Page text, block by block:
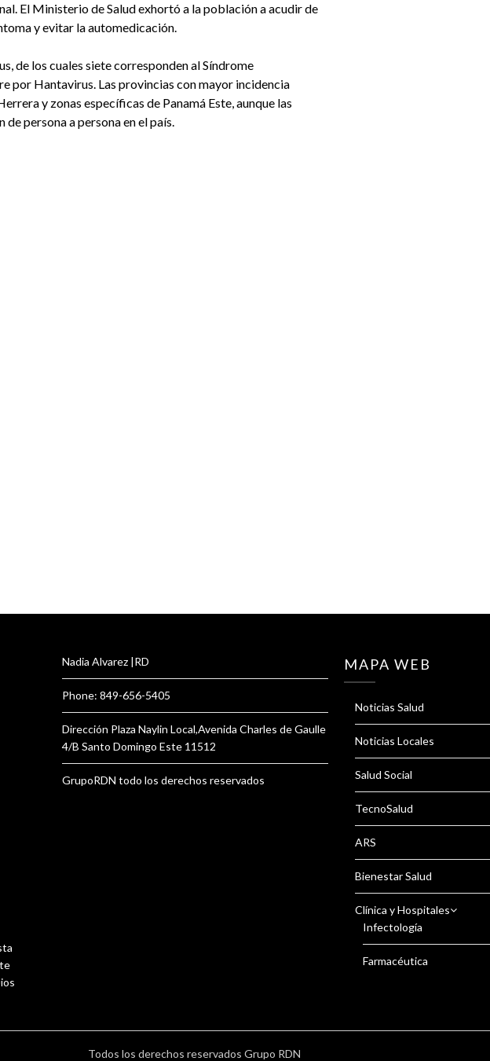
El Ministerio de Salud exhortó a la población a acudir de
y evitar la automedicación.
de los cuales siete corresponden al Síndrome
por Hantavirus. Las provincias con mayor incidencia
y zonas específicas de Panamá Este, aunque las
persona a persona en el país.
Nadia Alvarez |RD
Phone: 849-656-5405
Dirección Plaza Naylin Local,Avenida Charles de Gaulle
4/B Santo Domingo Este 11512
GrupoRDN todo los derechos reservados
MAPA WEB
Noticias Salud
Noticias Locales
Salud Social
TecnoSalud
ARS
Bienestar Salud
Clínica y Hospitales
Infectología
Farmacéutica
Todos los derechos reservados Grupo RDN